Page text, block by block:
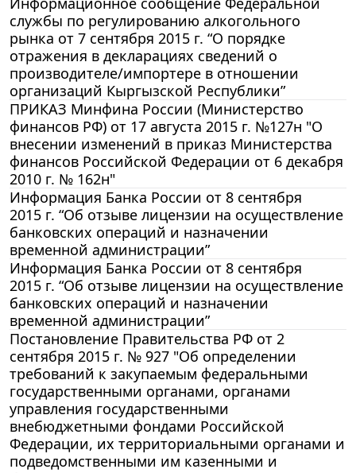
службы по регулированию алкогольного
рынка от 7 сентября 2015 г. “О порядке
отражения в декларациях сведений о
производителе/импортере в отношении
организаций Кыргызской Республики”
ПРИКАЗ Минфина России (Министерство
финансов РФ) от 17 августа 2015 г. №127н "О
внесении изменений в приказ Министерства
финансов Российской Федерации от 6 декабря
2010 г. № 162н"
Информация Банка России от 8 сентября
2015 г. “Об отзыве лицензии на осуществление
банковских операций и назначении
временной администрации”
Информация Банка России от 8 сентября
2015 г. “Об отзыве лицензии на осуществление
банковских операций и назначении
временной администрации”
Постановление Правительства РФ от 2
сентября 2015 г. № 927 "Об определении
требований к закупаемым федеральными
государственными органами, органами
управления государственными
внебюджетными фондами Российской
Федерации, их территориальными органами и
подведомственными им казенными и